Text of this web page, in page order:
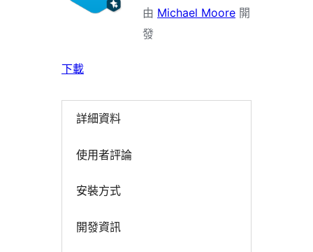
由 Michael Moore 開
發
下載
詳細資料
使用者評論
安裝方式
開發資訊